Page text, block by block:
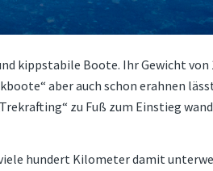
kippstabile Boote. Ihr Gewicht
aber auch schon erahnen
zu Fuß zum Einstieg
hundert Kilometer damit